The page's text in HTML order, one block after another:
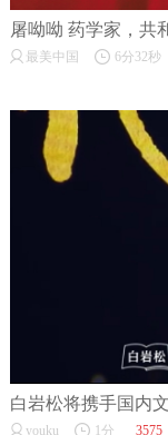
最美中国 6分32秒
youku 1分 3575